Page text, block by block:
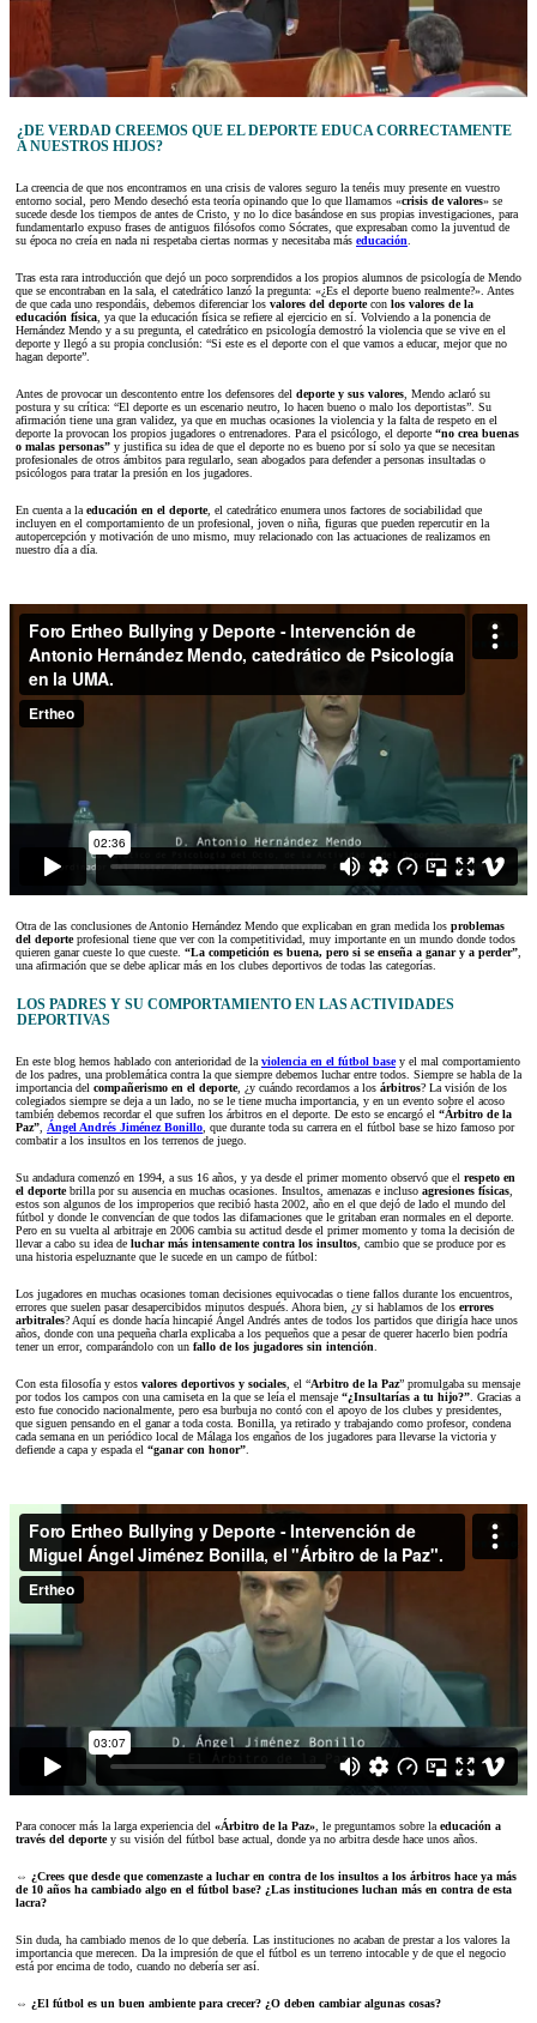
¿DE VERDAD CREEMOS QUE EL DEPORTE EDUCA CORRECTAMENTE
A NUESTROS HIJOS?
La creencia de que nos encontramos en una crisis de valores seguro la tenéis muy presente en vuestro
entorno social, pero Mendo desechó esta teoría opinando que lo que llamamos «crisis de valores» se
sucede desde los tiempos de antes de Cristo, y no lo dice basándose en sus propias investigaciones, para
fundamentarlo expuso frases de antiguos filósofos como Sócrates, que expresaban como la juventud de
su época no creía en nada ni respetaba ciertas normas y necesitaba más educación
Tras esta rara introducción que dejó un poco sorprendidos a los propios alumnos de psicología de Mendo
que se encontraban en la sala, el catedrático lanzó la pregunta: «¿Es el deporte bueno realmente?». Antes
de que cada uno respondáis, debemos diferenciar los valores del deportecon los valores de la
educación física , ya que la educación física se refiere al ejercicio en sí. Volviendo a la ponencia de
Hernández Mendo y a su pregunta, el catedrático en psicología demostró la violencia que se vive en el
deporte y llegó a su propia conclusión: “Si este es el deporte con el que vamos a educar, mejor que no
hagan deporte”.
Antes de provocar un descontento entre los defensores del deporte y sus valores , Mendo aclaró su
postura y su crítica: “El deporte es un escenario neutro, lo hacen bueno o malo los deportistas”. Su
afirmación tiene una gran validez, ya que en muchas ocasiones la violencia y la falta de respeto en el
deporte la provocan los propios jugadores o entrenadores. Para el psicólogo, el deporte “no crea buenas
o malas personas” y justifica su idea de que el deporte no es bueno por sí solo ya que se necesitan
profesionales de otros ámbitos para regularlo, sean abogados para defender a personas insultadas o
psicólogos para tratar la presión en los jugadores.
En cuenta a la educación en el deporte, el catedrático enumera unos factores de sociabilidad que
incluyen en el comportamiento de un profesional, joven o niña, figuras que pueden repercutir en la
autopercepción y motivación de uno mismo, muy relacionado con las actuaciones de realizamos en
nuestro día a día.
Otra de las conclusiones de Antonio Hernández Mendo que explicaban en gran medida los problemas
del deporteprofesional tiene que ver con la competitividad, muy importante en un mundo donde todos
quieren ganar cueste lo que cueste. “La competición es buena, pero si se enseña a ganar y a perder”
una afirmación que se debe aplicar más en los clubes deportivos de todas las categorías.
LOS PADRES Y SU COMPORTAMIENTO EN LAS ACTIVIDADES
DEPORTIVAS
En este blog hemos hablado con anterioridad de la violencia en el fútbol basey el mal comportamiento
de los padres, una problemática contra la que siempre debemos luchar entre todos. Siempre se habla de la
importancia del compañerismo en el deporte, ¿y cuándo recordamos a los árbitros? La visión de los
colegiados siempre se deja a un lado, no se le tiene mucha importancia, y en un evento sobre el acoso
también debemos recordar el que sufren los árbitros en el deporte. De esto se encargó el “Árbitro de la
Paz”
Ángel Andrés Jiménez Bonillo , que durante toda su carrera en el fútbol base se hizo famoso por
combatir a los insultos en los terrenos de juego.
Su andadura comenzó en 1994, a sus 16 años, y ya desde el primer momento observó que el respeto en
el deportebrilla por su ausencia en muchas ocasiones. Insultos, amenazas e incluso agresiones físicas
estos son algunos de los improperios que recibió hasta 2002, año en el que dejó de lado el mundo del
fútbol y donde le convencían de que todos las difamaciones que le gritaban eran normales en el deporte.
Pero en su vuelta al arbitraje en 2006 cambia su actitud desde el primer momento y toma la decisión de
llevar a cabo su idea de luchar más intensamente contra los insultos , cambio que se produce por es
una historia espeluznante que le sucede en un campo de fútbol:
Los jugadores en muchas ocasiones toman decisiones equivocadas o tiene fallos durante los encuentros,
errores que suelen pasar desapercibidos minutos después. Ahora bien, ¿y si hablamos de los errores
arbitrales? Aquí es donde hacía hincapié Ángel Andrés antes de todos los partidos que dirigía hace unos
años, donde con una pequeña charla explicaba a los pequeños que a pesar de querer hacerlo bien podría
tener un error, comparándolo con un fallo de los jugadores sin intención
Con esta filosofía y estos valores deportivos y sociales , el “Arbitro de la Paz” promulgaba su mensaje
por todos los campos con una camiseta en la que se leía el mensaje “¿Insultarías a tu hijo?” . Gracias a
esto fue conocido nacionalmente, pero esa burbuja no contó con el apoyo de los clubes y presidentes,
que siguen pensando en el ganar a toda costa. Bonilla, ya retirado y trabajando como profesor, condena
cada semana en un periódico local de Málaga los engaños de los jugadores para llevarse la victoria y
defiende a capa y espada el “ganar con honor”
Para conocer más la larga experiencia del «Árbitro de la Paz» , le preguntamos sobre la educación a
través del deportey su visión del fútbol base actual, donde ya no arbitra desde hace unos años.
⇔ ¿Crees que desde que comenzaste a luchar en contra de los insultos a los árbitros hace ya más
de 10 años ha cambiado algo en el fútbol base? ¿Las instituciones luchan más en contra de esta
lacra?
Sin duda, ha cambiado menos de lo que debería. Las instituciones no acaban de prestar a los valores la
importancia que merecen. Da la impresión de que el fútbol es un terreno intocable y de que el negocio
está por encima de todo, cuando no debería ser así.
⇔ ¿El fútbol es un buen ambiente para crecer? ¿O deben cambiar algunas cosas?